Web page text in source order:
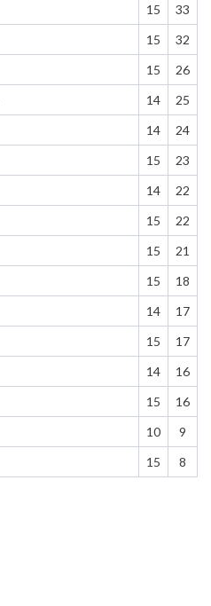
15 33
15 32
15 26
14 25
14 24
15 23
14 22
15 22
15 21
15 18
14 17
15 17
14 16
15 16
10 9
15 8